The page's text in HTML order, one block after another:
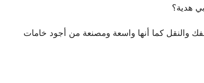
هدية؟
والنقل كما أنها واسعة ومصنعة من أجود خامات